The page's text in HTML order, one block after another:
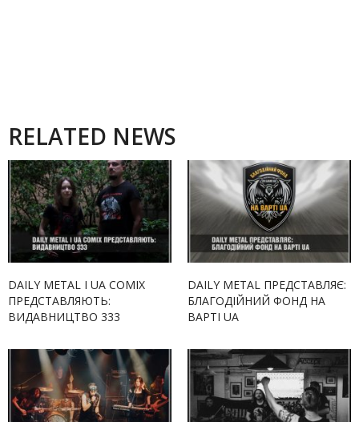
RELATED NEWS
DAILY METAL І UA COMIX
ПРЕДСТАВЛЯЮТЬ:
ВИДАВНИЦТВО 333
DAILY METAL ПРЕДСТАВЛЯЄ:
БЛАГОДІЙНИЙ ФОНД НА
ВАРТІ UA